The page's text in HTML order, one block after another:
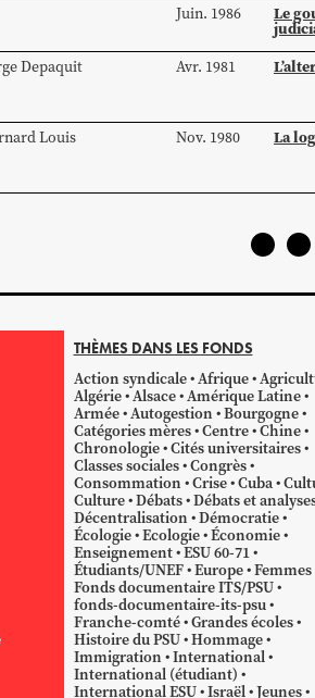
Juin. 1986
Le
Depaquit Avr. 1981
Louis Nov. 1980 La
THÈMES DANS LES FONDS
Action syndicale Afrique
Algérie Alsace Amérique Latine
Armée Autogestion Bourgogne
Catégories mères Centre Chine
Chronologie Cités universitaires
Classes sociales Congrès
Consommation Crise Cuba
Culture Débats Débats et
Décentralisation Démocratie
Écologie Ecologie Économie
Enseignement ESU 60-71
Étudiants/UNEF Europe Femmes
Fonds documentaire ITS/PSU
fonds-documentaire-its-psu
Franche-comté Grandes écoles
Histoire du PSU Hommage
Immigration International
International (étudiant)
International ESU Israël Jeunes